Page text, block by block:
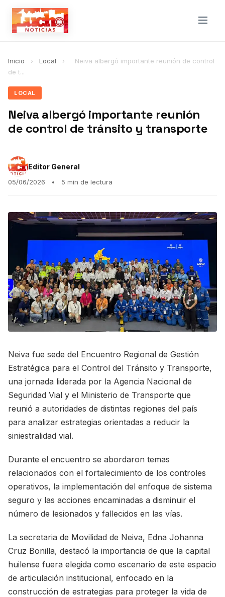
Inicio › Local ›
Neiva albergó importante reunión de control
de t...
LOCAL
Neiva albergó importante reunión
de control de tránsito y transporte
Editor General
05/06/2026 • 5 min de lectura
Neiva fue sede del Encuentro Regional de Gestión
Estratégica para el Control del Tránsito y Transporte,
una jornada liderada por la Agencia Nacional de
Seguridad Vial y el Ministerio de Transporte que
reunió a autoridades de distintas regiones del país
para analizar estrategias orientadas a reducir la
siniestralidad vial.
Durante el encuentro se abordaron temas
relacionados con el fortalecimiento de los controles
operativos, la implementación del enfoque de sistema
seguro y las acciones encaminadas a disminuir el
número de lesionados y fallecidos en las vías.
La secretaria de Movilidad de Neiva, Edna Johanna
Cruz Bonilla, destacó la importancia de que la capital
huilense fuera elegida como escenario de este espacio
de articulación institucional, enfocado en la
construcción de estrategias para proteger la vida de